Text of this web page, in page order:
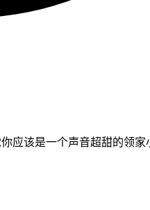
应该是一个声音超甜的领